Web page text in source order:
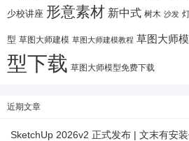
少校讲座 形意素材 新中式 树木 沙发
型 草图大师建模 草图大师建模教程 草图大师
型下载 草图大师模型免费下载
近期文章
SketchUp 2026v2 正式发布 | 文末有安